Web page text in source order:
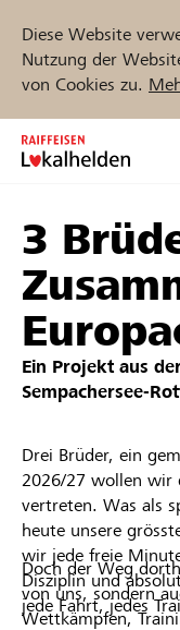
Diese Website
Nutzung der
von Cookies zu.
Zum
Inhalt
Hilfe &
Partner /
Projekte und
3
Ein Projekt aus
Sempachersee-
Drei Brüder, ein
2026/27 wollen wir
vertreten. Was als
heute unsere
wir jede freie
Disziplin und
jede Fahrt, jedes
Doch der Weg
von uns, sondern
Wettkämpfen,